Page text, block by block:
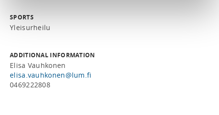
SPORTS
Yleisurheilu
ADDITIONAL INFORMATION
Elisa Vauhkonen
elisa.vauhkonen@lum.fi
0469222808